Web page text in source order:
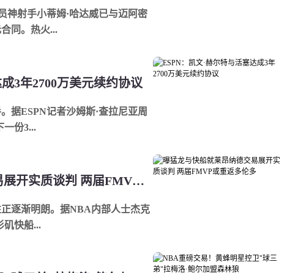
神射手小蒂姆·哈达威已与迈阿密
同。热火...
3年2700万美元续约协议
据ESPN记者沙姆斯·查拉尼亚周
一份3...
曝猛龙与快船就莱昂纳德交易展开实质谈判 两届FMVP或重返多伦多
逐渐明朗。据NBA内部人士杰克
矶快船...